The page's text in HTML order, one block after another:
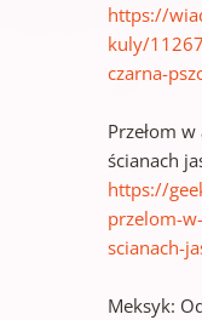
https://
kuly/
czarna-
Przełom
ścianach
https://
przelom-
scianach-
Meksyk: